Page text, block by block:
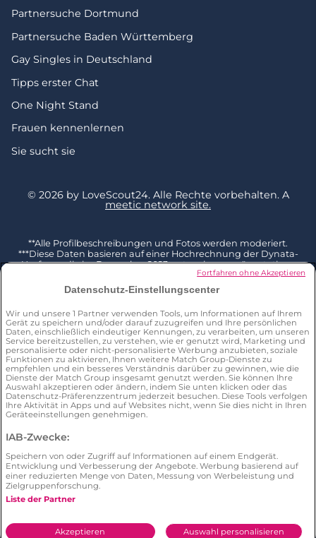
Partnersuche Dortmund
Partnersuche Baden Württemberg
Gay Singles in Deutschland
Tipps erster Chat
One Night Stand
Frauen kennenlernen
Sie sucht sie
© 2026 by LoveScout24. Alle Rechte vorbehalten.A
meetic network site.
**Alle Profilbeschreibungen und Fotos werden moderiert.
***Diese Daten basieren auf einer Hochrechnung der Dynata-
Umfrage, die im Dezember 2023 unter einer repräsentativen
Stichprobe von 2002 Befragten ab 18 Jahren in Deutschland
durchgeführt und mit der Gesamtbevölkerung dieser
Altersgruppe (Quelle Eurostat 2023) kombiniert wurde. 3 % der
kennengelernt zu haben F: Hast du jemals die folgenden
Aktionen mit jeder der folgenden, von dir genutzten Websites
und mobilen Apps ausgeführt, und sei es auch nur einmal? Ich
habe bereits jemanden über diese Website/App kennengelernt
****Die Daten basieren auf einer Hochrechnung der Dynata-
Umfrage, die im Dezember 2023 unter einer repräsentativen
Stichprobe von 2002 Befragten im Alter von 18+ Jahren in
Deutschland durchgeführt wurde. Von 74 LoveScout24-Nutzern
geben 78 % an, über LoveScout24 jemanden kennengelernt zu
haben. F: Hast du jemals die folgenden Aktionen mit jeder der
ausgeführt, und sei es auch nur einmal? Ich habe über diese
*****Umfrage von Dynata im Dezember 2023 unter einer
repräsentativen Stichprobe von 2002 Befragten ab 18 Jahren in
Deutschland. 25 % der Befragten geben an, bereits ein Date mit
jemandem gehabt zu haben, den sie über eine Online-Dating-
App kennengelernt haben. F: Hast du jemals die folgenden
hatte schon einmal ein Date über diese Website/App
Datenschutz-Einstellungscenter
Wir und unsere 1 Partner verwenden Tools, um Informationen auf Ihrem
Gerät zu speichern und/oder darauf zuzugreifen und Ihre persönlichen
Daten, einschließlich eindeutiger Kennungen, zu verarbeiten, um unseren
Service bereitzustellen, zu verstehen, wie er genutzt wird, Marketing und
personalisierte oder nicht-personalisierte Werbung anzubieten, soziale
Funktionen zu aktivieren, Ihnen weitere Match Group-Dienste zu
empfehlen und ein besseres Verständnis darüber zu gewinnen, wie die
Dienste der Match Group insgesamt genutzt werden. Sie können Ihre
Auswahl akzeptieren oder ändern, indem Sie unten klicken oder das
Datenschutz-Präferenzzentrum jederzeit besuchen. Diese Tools verfolgen
Ihre Aktivität in Apps und auf Websites nicht, wenn Sie dies nicht in Ihren
Geräteeinstellungen genehmigen.
IAB-Zwecke:
Speichern von oder Zugriff auf Informationen auf einem Endgerät.
Entwicklung und Verbesserung der Angebote. Werbung basierend auf
einer reduzierten Menge von Daten, Messung von Werbeleistung und
Zielgruppenforschung.
Liste der Partner
Auswahl personalisieren
Akzeptieren
Fortfahren ohne Akzeptieren